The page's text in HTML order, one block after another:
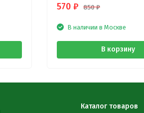
570₽ 850₽
В наличии в Москве
В корзину
Каталог товаров